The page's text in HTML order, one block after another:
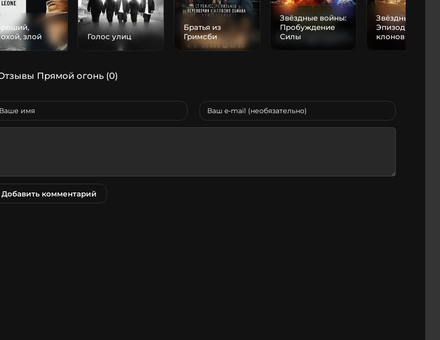
злой
Голос улиц
Братья из
Гримсби
Звёздные войны:
Пробуждение
Силы
Звёздные
Эпизод II: Атака
клонов
Прямой огонь (0)
Добавить комментарий